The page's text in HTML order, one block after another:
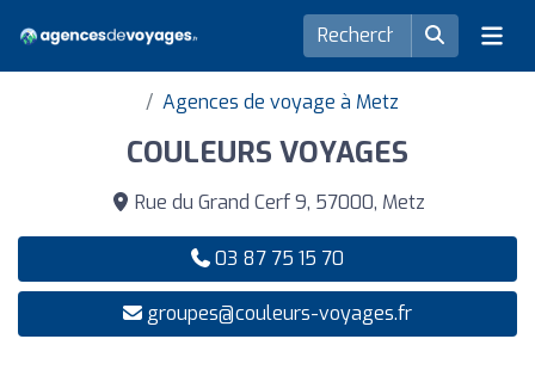
Agences de voyage à Metz
COULEURS VOYAGES
Rue du Grand Cerf 9, 57000, Metz
03 87 75 15 70
groupes@couleurs-voyages.fr